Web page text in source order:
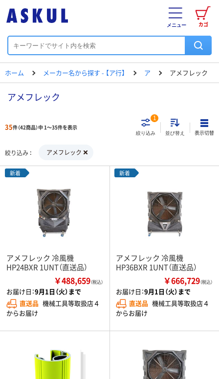
カゴ
メニュー
ホーム メーカー名から探す - 【ア行】 ア アメフレック
アメフレック
35件（42商品）中 1～35件を表示
絞り込み
1
並び替え 表示切替
絞り込み アメフレック
新着
アメフレック 冷風機
HP24BXR 1UNT（直送品）
￥488,659（税込）
お届け日：9月1日（火）まで
直送品 機械工具等取扱店４
からお届け
新着
アメフレック 冷風機
HP36BXR 1UNT（直送品）
￥666,729（税込）
お届け日：9月1日（火）まで
直送品 機械工具等取扱店４
からお届け